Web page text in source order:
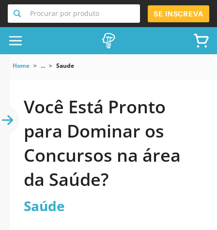
Procurar por produto SE INSCREVA
Home ... Saude
Você Está Pronto
para Dominar os
Concursos na área
da Saúde?
Saúde